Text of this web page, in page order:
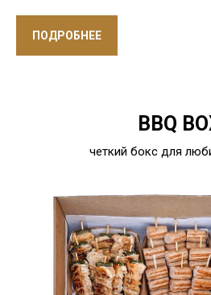
ПОДРОБНЕЕ
BBQ
четкий бокс для